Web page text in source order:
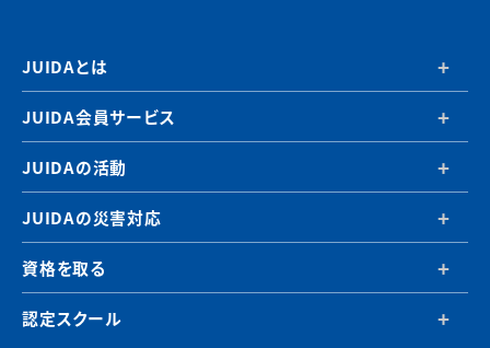
JUIDAとは
JUIDA会員サービス
JUIDAの活動
JUIDAの災害対応
資格を取る
認定スクール